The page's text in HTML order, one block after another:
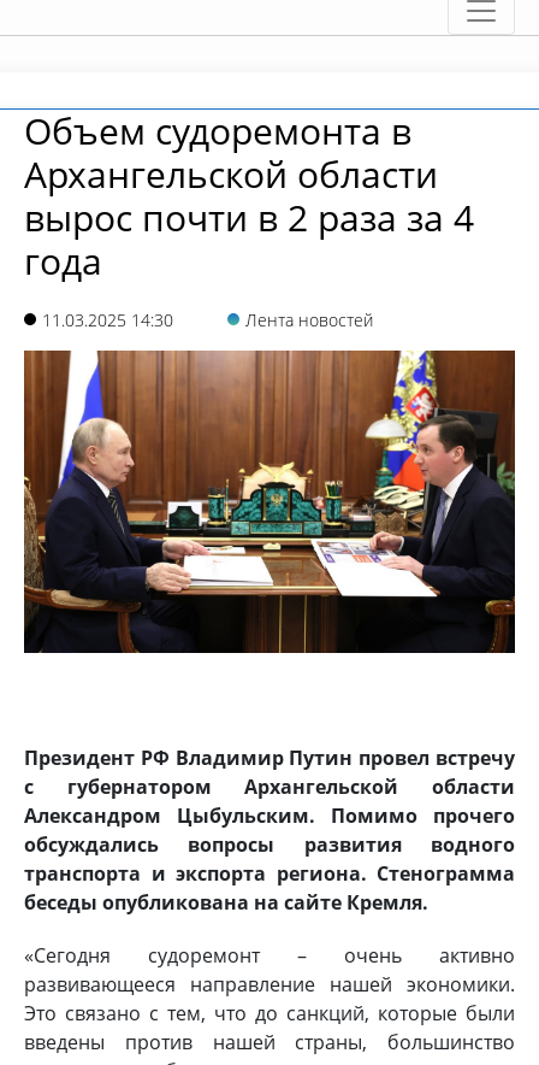
Объем судоремонта в
Архангельской области
вырос почти в 2 раза за 4
года
11.03.2025 14:30 Лента новостей
Президент РФ Владимир Путин провел встречу
с губернатором Архангельской области
Александром Цыбульским. Помимо прочего
обсуждались вопросы развития водного
транспорта и экспорта региона. Стенограмма
беседы опубликована на сайте Кремля.
«Сегодня судоремонт – очень активно
развивающееся направление нашей экономики.
Это связано с тем, что до санкций, которые были
введены против нашей страны, большинство